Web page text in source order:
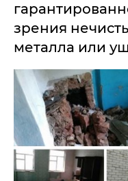
зрения
металла или